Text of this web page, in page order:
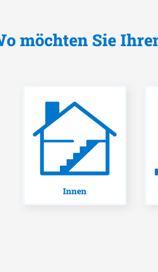
möchten Sie
Innen